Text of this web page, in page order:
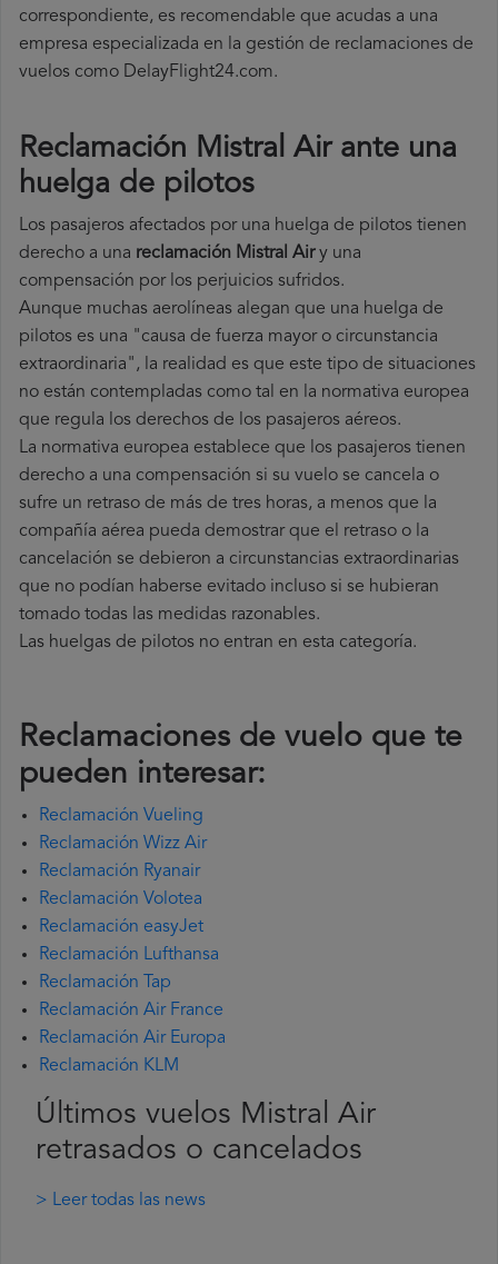
correspondiente, es recomendable que acudas a una
empresa especializada en la gestión de reclamaciones de
vuelos como DelayFlight24.com.
Reclamación Mistral Air ante una
huelga de pilotos
Los pasajeros afectados por una huelga de pilotos tienen
derecho a una reclamación Mistral Airy una
compensación por los perjuicios sufridos.
Aunque muchas aerolíneas alegan que una huelga de
pilotos es una "causa de fuerza mayor o circunstancia
extraordinaria", la realidad es que este tipo de situaciones
no están contempladas como tal en la normativa europea
que regula los derechos de los pasajeros aéreos.
La normativa europea establece que los pasajeros tienen
derecho a una compensación si su vuelo se cancela o
sufre un retraso de más de tres horas, a menos que la
compañía aérea pueda demostrar que el retraso o la
cancelación se debieron a circunstancias extraordinarias
que no podían haberse evitado incluso si se hubieran
tomado todas las medidas razonables.
Las huelgas de pilotos no entran en esta categoría.
Reclamaciones de vuelo que te
pueden interesar:
Reclamación Vueling
Reclamación Wizz Air
Reclamación Ryanair
Reclamación Volotea
Reclamación easyJet
Reclamación Lufthansa
Reclamación Tap
Reclamación Air France
Reclamación Air Europa
Reclamación KLM
Últimos vuelos Mistral Air
retrasados o cancelados
> Leer todas las news